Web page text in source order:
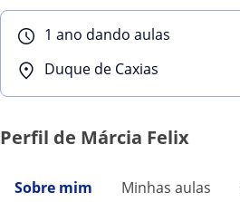
1 ano dando aulas
Duque de Caxias
Perfil de Márcia Felix
Sobre mim Minhas aulas